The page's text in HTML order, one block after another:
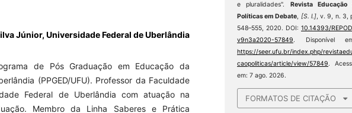
Júnior, Universidade Federal de Uberlândia
de Pós Graduação em Educação da
(PPGED/UFU). Professor da Faculdade
Federal de Uberlândia com atuação na
Membro da Linha Saberes e Prática
e pluralidades". Revista Educação
Políticas em Debate, [S. l.], v. 9, n. 3,
548–555, 2020. DOI: 10.14393/
v9n3a2020-57849. Disponível
https://seer.ufu.br/index.php/
caopoliticas/article/view/57849.
em: 7 ago. 2026.
FORMATOS DE CITAÇÃO